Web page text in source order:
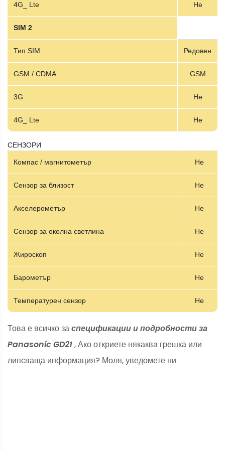
4G_ Lte Не
SIM 2
Тип SIM Редовен
GSM / CDMA GSM
3G Не
4G_ Lte Не
СЕНЗОРИ
Компас / магнитометър Не
Сензор за близост Не
Акселерометър Не
Сензор за околна светлина Не
Жироскоп Не
Барометър Не
Температурен сензор Не
Това е всичко заспецификации и подробности за
Panasonic GD21, Ако откриете някаква грешка или
липсваща информация? Моля, уведомете ни